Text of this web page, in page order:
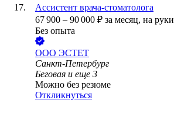
Ассистент врача-стоматолога
67 900 – 90 000 ₽ за месяц, на руки
Без опыта
ООО ЭСТЕТ
Санкт-Петербург
Беговая и еще 3
Можно без резюме
Откликнуться